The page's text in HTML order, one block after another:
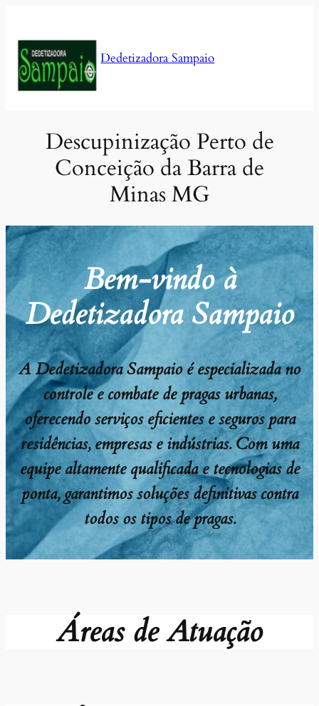
conteúdo
Dedetizadora Sampaio
Descupinização Perto de
Conceição da Barra de
Minas MG
Bem-vindo à
Dedetizadora Sampaio
A Dedetizadora Sampaio é especializada no
controle e combate de pragas urbanas,
oferecendo serviços eficientes e seguros para
residências, empresas e indústrias. Com uma
equipe altamente qualificada e tecnologias de
ponta, garantimos soluções definitivas contra
todos os tipos de pragas.
Áreas de Atuação